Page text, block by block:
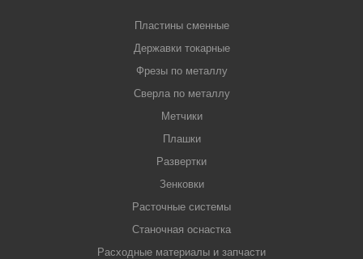
Пластины сменные
Державки токарные
Фрезы по металлу
Сверла по металлу
Метчики
Плашки
Развертки
Зенковки
Расточные системы
Станочная оснастка
Расходные материалы и запчасти